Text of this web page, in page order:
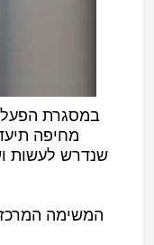
במסגרת
מחיפה
שנדרש לעשות
המשימה